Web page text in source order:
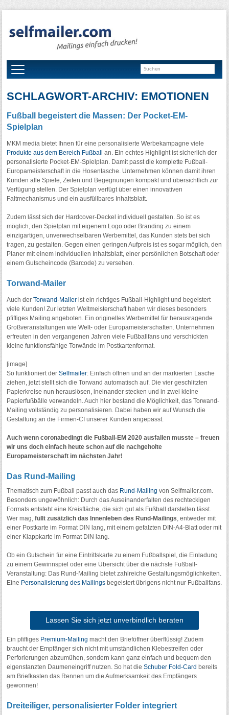
SCHLAGWORT-ARCHIV: EMOTIONEN
Fußball begeistert die Massen: Der Pocket-EM-
Spielplan
MKM media bietet Ihnen für eine personalisierte Werbekampagne viele
Produkte aus dem Bereich Fußball
an. Ein echtes Highlight ist sicherlich der
personalisierte Pocket-EM-Spielplan. Damit passt die komplette Fußball-
Europameisterschaft in die Hosentasche. Unternehmen können damit ihren
Kunden alle Spiele, Zeiten und Begegnungen kompakt und übersichtlich zur
Verfügung stellen. Der Spielplan verfügt über einen innovativen
Faltmechanismus und ein ausfüllbares Inhaltsblatt.
Zudem lässt sich der Hardcover-Deckel individuell gestalten. So ist es
möglich, den Spielplan mit eigenem Logo oder Branding zu einem
einzigartigen, unverwechselbaren Werbemittel, das Kunden stets bei sich
tragen, zu gestalten. Gegen einen geringen Aufpreis ist es sogar möglich, den
Planer mit einem individuellen Inhaltsblatt, einer persönlichen Botschaft oder
einem Gutscheincode (Barcode) zu versehen.
Torwand-Mailer
Auch derTorwand-Mailer ist ein richtiges Fußball-Highlight und begeistert
viele Kunden! Zur letzten Weltmeisterschaft haben wir dieses besonders
pfiffiges Mailing angeboten. Ein originelles Werbemittel für herausragende
Großveranstaltungen wie Welt- oder Europameisterschaften. Unternehmen
erfreuten in den vergangenen Jahren viele Fußballfans und verschickten
kleine funktionsfähige Torwände im Postkartenformat.
[image]
So funktioniert derSelfmailer: Einfach öffnen und an der markierten Lasche
ziehen, jetzt stellt sich die Torwand automatisch auf. Die vier geschlitzten
Papierkreise nun herauslösen, ineinander stecken und in zwei kleine
Papierfußbälle verwandeln. Auch hier bestand die Möglichkeit, das Torwand-
Mailing vollständig zu personalisieren. Dabei haben wir auf Wunsch die
Gestaltung an die Firmen-CI unserer Kunden angepasst.
Auch wenn coronabedingt die Fußball-EM 2020 ausfallen musste – freuen
wir uns doch einfach heute schon auf die nachgeholte
Europameisterschaft im nächsten Jahr!
Das Rund-Mailing
Thematisch zum Fußball passt auch das Rund-Mailing von Selfmailer.com.
Besonders ungewöhnlich: Durch das Auseinanderfalten des rechteckigen
Formats entsteht eine Kreisfläche, die sich gut als Fußball darstellen lässt.
Wer mag,füllt zusätzlich das Innenleben des Rund-Mailings, entweder mit
einer Postkarte im Format DIN lang, mit einem gefalzten DIN-A4-Blatt oder mit
einer Klappkarte im Format DIN lang.
Ob ein Gutschein für eine Eintrittskarte zu einem Fußballspiel, die Einladung
zu einem Gewinnspiel oder eine Übersicht über die nächste Fußball-
Veranstaltung: Das Rund-Mailing bietet zahlreiche Gestaltungsmöglichkeiten.
Eine Personalisierung des Mailings begeistert übrigens nicht nur Fußballfans.
Lassen Sie sich jetzt unverbindlich beraten
Ein pfiffiges Premium-Mailing macht den Brieföffner überflüssig! Zudem
braucht der Empfänger sich nicht mit umständlichen Klebestreifen oder
Perforierungen abzumühen, sondern kann ganz einfach und bequem den
eigenstanzten Daumeneingriff nutzen. So hat dieSchuber Fold-Card bereits
am Briefkasten das Rennen um die Aufmerksamkeit des Empfängers
gewonnen!
Dreiteiliger, personalisierter Folder integriert